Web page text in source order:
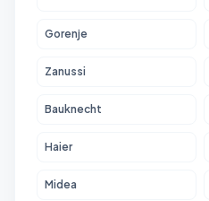
Gorenje
Zanussi
Bauknecht
Haier
Midea